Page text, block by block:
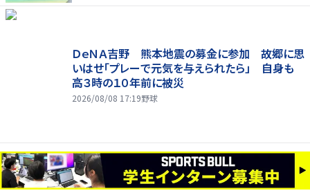
ＤｅＮＡ吉野 熊本地震の募金に参加 故郷に思
いはせ「プレーで元気を与えられたら」 自身も
高３時の１０年前に被災
2026/08/08 17:19野球